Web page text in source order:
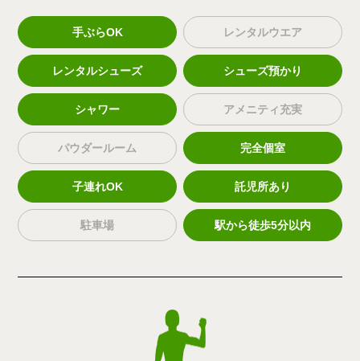
手ぶらOK レンタルウエア
レンタルシューズ シューズ預かり
シャワー アメニティ充実
パウダールーム 完全個室
子連れOK 託児所あり
駐車場 駅から徒歩5分以内